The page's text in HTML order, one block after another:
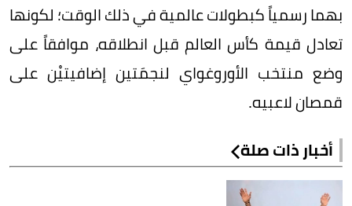
بهما رسمياً كبطولات عالمية في ذلك الوقت؛ لكونها
تعادل قيمة كأس العالم قبل انطلاقه، موافقاً على
وضع منتخب الأوروغواي لنجمَتين إضافيتيْن على
قمصان لاعبيه.
أخبار ذات صلة